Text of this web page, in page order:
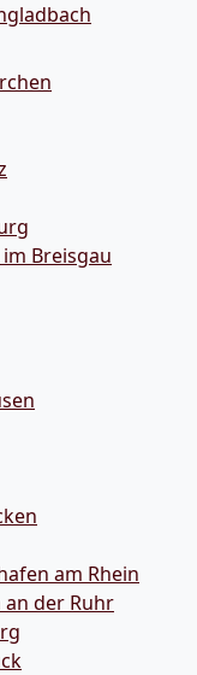
Breisgau
am Rhein
der Ruhr